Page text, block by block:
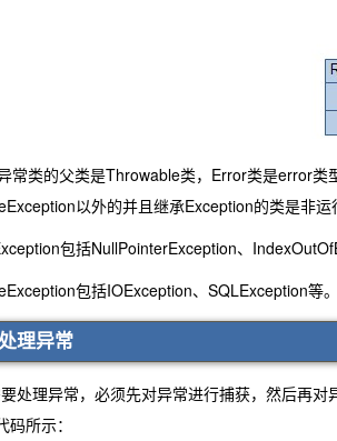
类的父类是Throwable类，Error类是error类
以外的并且继承Exception的类是非运
包括NullPointerException、
包括IOException、SQLException等。
中如何处理
理异常，必须先对异常进行捕获，然后再对
所示：